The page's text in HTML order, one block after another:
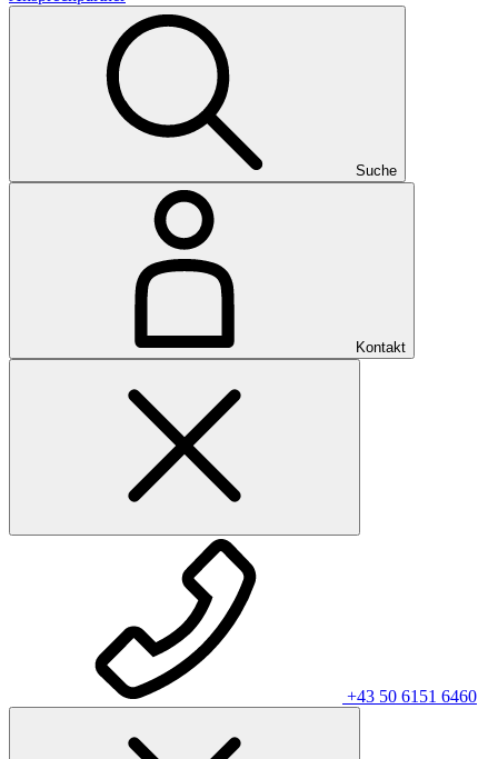
Suche
Kontakt
+43 50 6151 6460